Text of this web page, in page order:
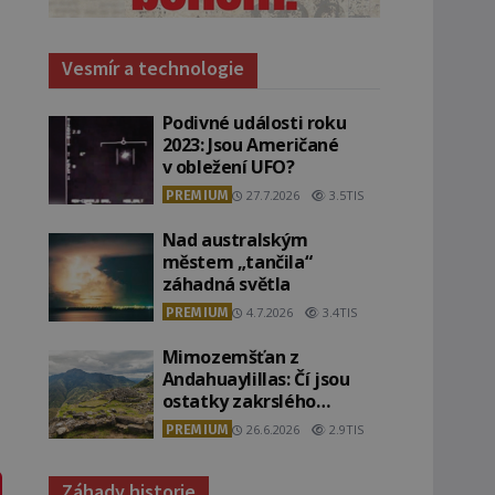
Vesmír a technologie
Podivné události roku
2023: Jsou Američané
v obležení UFO?
PREMIUM 27.7.2026 3.5TIS
Nad australským
městem „tančila“
záhadná světla
PREMIUM 4.7.2026 3.4TIS
Mimozemšťan z
Andahuaylillas: Čí jsou
ostatky zakrslého
stvoření s ohromnou
lebkou?
PREMIUM 26.6.2026 2.9TIS